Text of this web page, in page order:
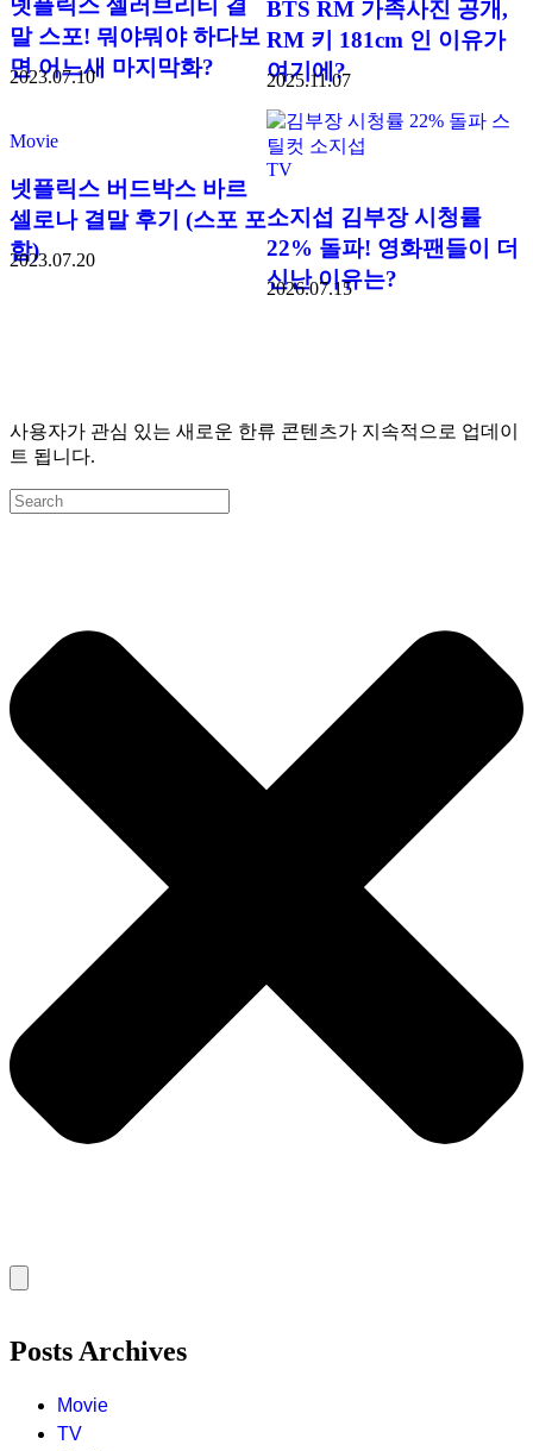
넷플릭스 셀러브리티 결
말 스포! 뭐야뭐야 하다보
면 어느새 마지막화?
2023.07.10
BTS RM 가족사진 공개,
RM 키 181cm 인 이유가
여기에?
2025.11.07
Movie
넷플릭스 버드박스 바르
셀로나 결말 후기 (스포 포
함)
2023.07.20
TV
소지섭 김부장 시청률
22% 돌파! 영화팬들이 더
신난 이유는?
2026.07.15
사용자가 관심 있는 새로운 한류 콘텐츠가 지속적으로 업데이
트 됩니다.
Posts Archives
Movie
TV